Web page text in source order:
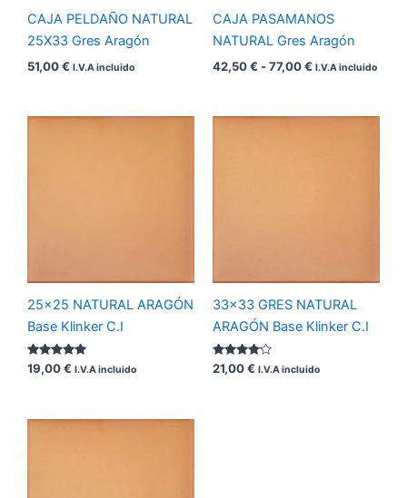
CAJA PELDAÑO NATURAL
25X33 Gres Aragón
51,00€ I.V.A incluido
CAJA PASAMANOS
NATURAL Gres Aragón
42,50€ -77,00€
77,00 €
I.V.A incluido
25×25 NATURAL ARAGÓN
Base Klinker C.I
Valorado
con
19,00€ I.V.A incluido
33×33 GRES NATURAL
ARAGÓN Base Klinker C.I
Valorado
con
21,00€ I.V.A incluido